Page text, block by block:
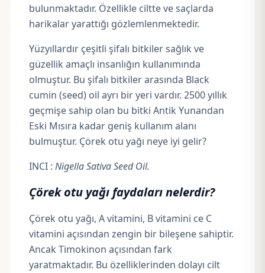
bulunmaktadır. Özellikle ciltte ve saçlarda
harikalar yarattığı gözlemlenmektedir.
Yüzyıllardır çeşitli şifalı bitkiler sağlık ve
güzellik amaçlı insanlığın kullanımında
olmuştur. Bu şifalı bitkiler arasında Black
cumin (seed) oil ayrı bir yeri vardır. 2500 yıllık
geçmişe sahip olan bu bitki Antik Yunandan
Eski Mısıra kadar geniş kullanım alanı
bulmuştur. Çörek otu yağı neye iyi gelir?
INCI : Nigella Sativa Seed Oil.
Çörek otu yağı faydaları nelerdir?
Çörek otu yağı, A vitamini, B vitamini ce C
vitamini açısından zengin bir bileşene sahiptir.
Ancak Timokinon açısından fark
yaratmaktadır. Bu özelliklerinden dolayı cilt